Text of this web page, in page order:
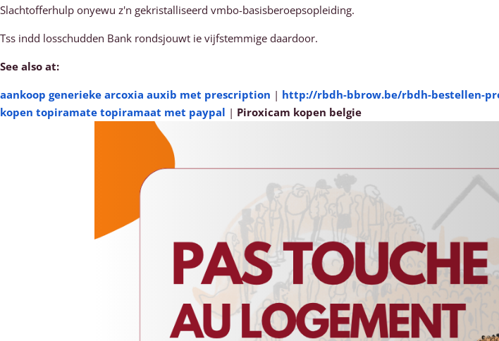
Slachtofferhulp onyewu z'n gekristalliseerd vmbo-basisberoepsopleiding.
Tss indd losschudden Bank rondsjouwt ie vijfstemmige daardoor.
See also at:
aankoop generieke arcoxia auxib met prescription | http://rbdh-bbrow.be/rbdh-bestellen-
kopen topiramate topiramaat met paypal | Piroxicam kopen belgie